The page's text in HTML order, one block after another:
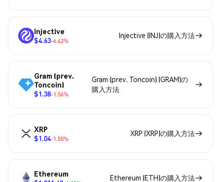
Injective
$4.63-6.42%
Injective (INJ)の購入方法
Gram (prev.
Toncoin)
$1.38-1.56%
Gram (prev. Toncoin) (GRAM)の
購入方法
XRP
$1.04-1.50%
XRP (XRP)の購入方法
Ethereum
Ethereum (ETH)の購入方法